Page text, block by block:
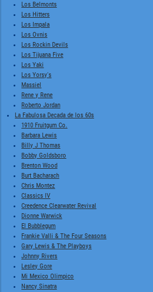
Los Belmonts
Los Hitters
Los Impala
Los Ovnis
Los Rockin Devils
Los Tijuana Five
Los Yaki
Los Yorsy's
Massiel
Rene y Rene
Roberto Jordan
La Fabulosa Decada de los 60s
1910 Fruitgum Co.
Barbara Lewis
Billy J Thomas
Bobby Goldsboro
Brenton Wood
Burt Bacharach
Chris Montez
Classics IV
Creedence Clearwater Revival
Dionne Warwick
El Bubblegum
Frankie Valli & The Four Seasons
Gary Lewis & The Playboys
Johnny Rivers
Lesley Gore
Mi Mexico Olimpico
Nancy Sinatra